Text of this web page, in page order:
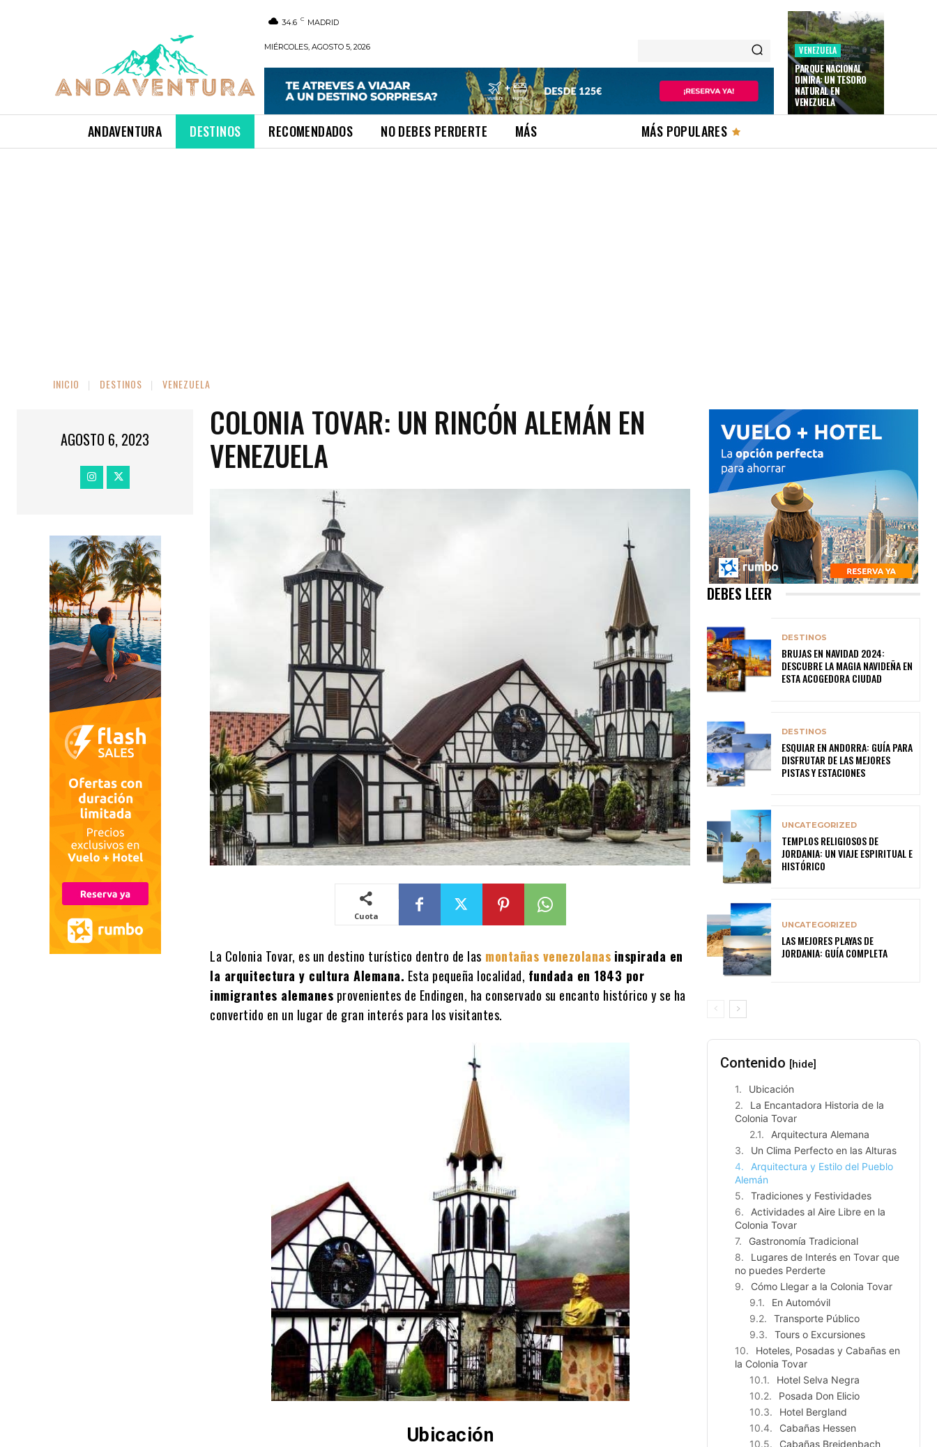
34.6 C MADRID
MIÉRCOLES, AGOSTO 5, 2026 VENEZUELA
PARQUE NACIONAL
DINIRA: UN TESORO
NATURAL EN
VENEZUELA
ANDAVENTURA DESTINOS RECOMENDADOS NO DEBES PERDERTE MÁS MÁS POPULARES
INICIO DESTINOS VENEZUELA
AGOSTO 6, 2023
COLONIA TOVAR: UN RINCÓN ALEMÁN EN
VENEZUELA
Cuota
La Colonia Tovar, es un destino turístico dentro de las montañas venezolanas inspirada en
la arquitectura y cultura Alemana. Esta pequeña localidad, fundada en 1843 por
inmigrantes alemanes provenientes de Endingen, ha conservado su encanto histórico y se ha
convertido en un lugar de gran interés para los visitantes.
Ubicación
DEBES LEER
DESTINOS
BRUJAS EN NAVIDAD 2024:
DESCUBRE LA MAGIA NAVIDEÑA EN
ESTA ACOGEDORA CIUDAD
DESTINOS
ESQUIAR EN ANDORRA: GUÍA PARA
DISFRUTAR DE LAS MEJORES
PISTAS Y ESTACIONES
UNCATEGORIZED
TEMPLOS RELIGIOSOS DE
JORDANIA: UN VIAJE ESPIRITUAL E
HISTÓRICO
UNCATEGORIZED
LAS MEJORES PLAYAS DE
JORDANIA: GUÍA COMPLETA
Contenido [hide]
Ubicación
La Encantadora Historia de la
Colonia Tovar
Arquitectura Alemana
Un Clima Perfecto en las Alturas
Arquitectura y Estilo del Pueblo
Alemán
Tradiciones y Festividades
Actividades al Aire Libre en la
Colonia Tovar
Gastronomía Tradicional
Lugares de Interés en Tovar que
no puedes Perderte
Cómo Llegar a la Colonia Tovar
En Automóvil
Transporte Público
Tours o Excursiones
Hoteles, Posadas y Cabañas en
la Colonia Tovar
Hotel Selva Negra
Posada Don Elicio
Hotel Bergland
Cabañas Hessen
Cabañas Breidenbach